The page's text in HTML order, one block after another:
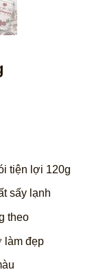
tiện lợi 120g
sấy lạnh
theo
làm đẹp